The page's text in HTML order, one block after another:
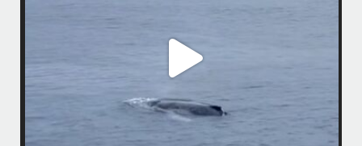
から情報を頂き無事に親子クジラを観察する事ができました
小雨降りしきる中でしたが海は凪で、産まれて間も無い子クジラと母ク
ジラが寄り添って泳ぐ光景は神秘的でしたよ〜
...
4月 7